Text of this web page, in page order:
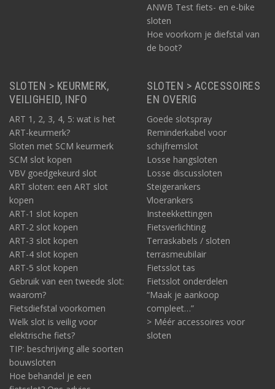
ANWB Test fiets- en e-bike
sloten
Hoe voorkom je diefstal van
de boot?
SLOTEN > KEURMERK,
VEILIGHEID, INFO
ART 1, 2, 3, 4, 5: wat is het
ART-keurmerk?
Sloten met SCM keurmerk
SCM slot kopen
VBV goedgekeurd slot
ART sloten: een ART slot
kopen
ART-1 slot kopen
ART-2 slot kopen
ART-3 slot kopen
ART-4 slot kopen
ART-5 slot kopen
Gebruik van een tweede slot:
waarom?
Fietsdiefstal voorkomen
Welk slot is veilig voor
elektrische fiets?
TIP: beschrijving alle soorten
bouwsloten
Hoe behandel je een
SLOTEN > ACCESSOIRES
EN OVERIG
Goede slotspray
Reminderkabel voor
schijfremslot
Losse hangsloten
Losse discussloten
Steigerankers
Vloerankers
Insteekkettingen
Fietsverlichting
Terraskabels / sloten
terrasmeubilair
Fietsslot tas
Fietsslot onderdelen
“Maak je aankoop
compleet…”
> Méér accessoires voor
sloten